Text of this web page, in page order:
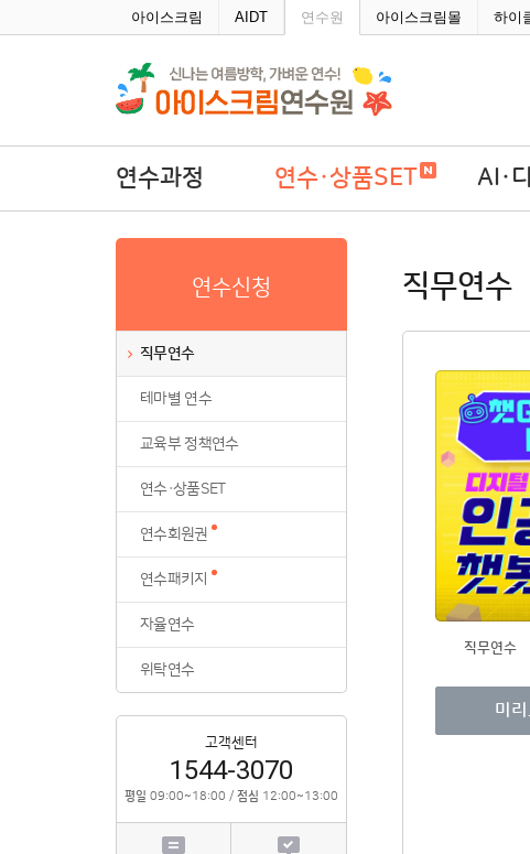
아이스크림 AIDT 연수원 아이스크림몰 하이
연수과정
테마별 연수
교육부 정책연수
연수·상품SET
연수회원권
연수패키지
자율연수
위탁연수
연수·상품SET AI·
학교맞
연수신청
직무연수
테마별 연수
교육부 정책연수
연수·상품SET
연수회원권
연수패키지
자율연수
위탁연수
고객센터
1544-3070
평일 09:00~18:00 / 점심 12:00~13:00
직무연수
직무연수
미리